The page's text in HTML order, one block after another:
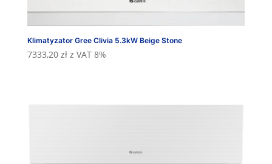
Klimatyzator Gree Clivia 5.3kW Beige Stone
7333,20 zł z VAT 8%